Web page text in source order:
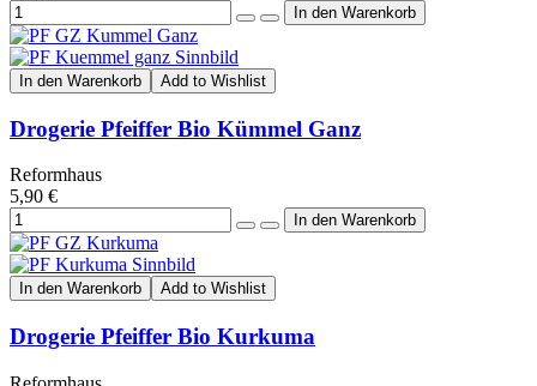
In den Warenkorb Add to Wishlist
Drogerie Pfeiffer Bio Kümmel Ganz
Reformhaus
5,90 €
In den Warenkorb Add to Wishlist
Drogerie Pfeiffer Bio Kurkuma